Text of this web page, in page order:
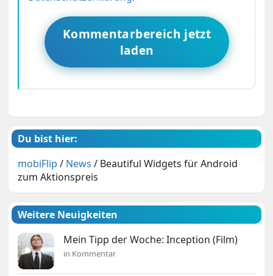
Kommentarbereich jetzt
laden
Du bist hier:
mobiFlip / News / Beautiful Widgets für Android
zum Aktionspreis
Weitere Neuigkeiten
Mein Tipp der Woche: Inception (Film)
in Kommentar